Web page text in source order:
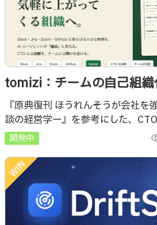
tomizi：チームの自己組
解消とフロー効率の向上
「ほうれんそう」
『原典復刊 ほうれんそうが会社を
談の経営学ー』を参考にした、
解消・権限委譲促進、チームのコ
消・自己組織化促進のためのプロダ
開発中